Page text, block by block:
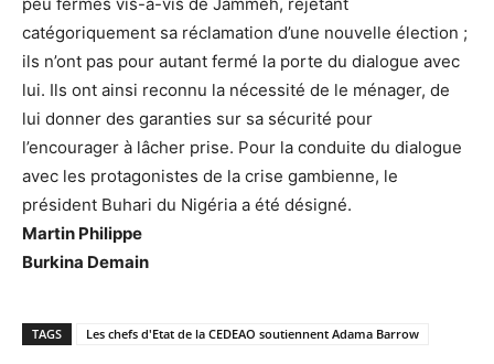
catégoriquement sa réclamation d’une nouvelle élection ;
ils n’ont pas pour autant fermé la porte du dialogue avec
lui. Ils ont ainsi reconnu la nécessité de le ménager, de
lui donner des garanties sur sa sécurité pour
l’encourager à lâcher prise. Pour la conduite du dialogue
avec les protagonistes de la crise gambienne, le
président Buhari du Nigéria a été désigné.
Martin Philippe
Burkina Demain
TAGS Les chefs d'Etat de la CEDEAO soutiennent Adama Barrow